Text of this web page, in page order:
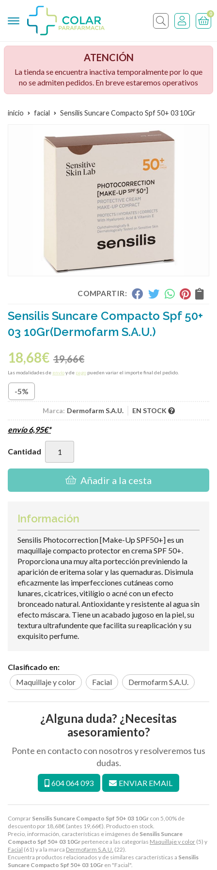
Buscar
0
ATENCIÓN
La tienda se encuentra inactiva temporalmente por lo que
no se admiten pedidos. En breve estaremos operativos
inicio facial Sensilis Suncare Compacto Spf 50+ 03 10Gr
COMPARTIR:
Sensilis Suncare Compacto Spf 50+
03 10Gr(Dermofarm S.A.U.)
18,68€ 19,66€
Las modalidades de envíoy de pago pueden variar el importe final del pedido.
-5%
Marca: Dermofarm S.A.U. EN STOCK
envío6,95€*
Cantidad
Añadir a la cesta
Comprar Sensilis Suncare Compacto Spf 50+ 03 10Gr con 5,00% de
descuento por 18,68€ (antes 19,66€). Producto en stock.
Precio, información, características e imágenes de Sensilis Suncare
Compacto Spf 50+ 03 10Gr pertenece a las categorías Maquillaje y color (5) y
Facial (61) y a la marca Dermofarm S.A.U. (22).
Encuentra productos relacionados y de similares características a Sensilis
Suncare Compacto Spf 50+ 03 10Gr en "Facial".
Información
Sensilis Photocorrection [Make-Up SPF50+] es un
maquillaje compacto protector en crema SPF 50+.
Proporciona una muy alta portección previniendo la
aparición de eritema solar y las quemaduras. Disimula
eficazmente las imperfecciones cutáneas como
lunares, cicatrices, vitilígio o acné con un efecto
bronceado natural. Antioxidante y resistente al agua sin
efecto máscara. Tiene un acabado jugoso en la piel, su
textura ultrafundente que facilita su reaplicación y su
exquisito perfume.
Clasificado en:
Maquillaje y color
Facial Dermofarm S.A.U.
¿Alguna duda? ¿Necesitas
asesoramiento?
Ponte en contacto con nosotros y resolveremos tus
dudas.
604 064 093 ENVIAR EMAIL